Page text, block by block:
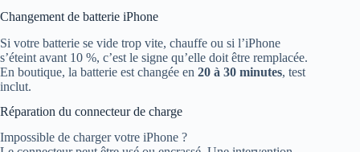
Changement de batterie iPhone
Si votre batterie se vide trop vite, chauffe ou si l’iPhone
s’éteint avant 10 %, c’est le signe qu’elle doit être remplacée.
En boutique, la batterie est changée en 20 à 30 minutes, test
inclut.
Réparation du connecteur de charge
Impossible de charger votre iPhone ?